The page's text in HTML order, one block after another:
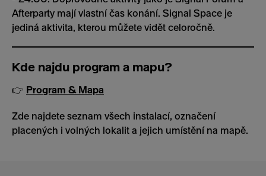
Afterparty mají vlastní čas konání. Signal Space je
jediná aktivita, kterou můžete vidět celoročně.
Kde najdu program a mapu?
👉 Program & Mapa
Zde najdete seznam všech instalací, označení
placených i volných lokalit a jejich umístění na mapě.